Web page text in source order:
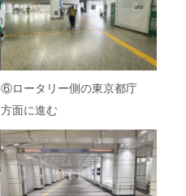
⑥ロータリー側の東京都庁
方面に進む